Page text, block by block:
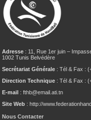
Adresse : 11, Rue 1er juin –
1002 Tunis Belvédère
Secrétariat Générale : Tél & Fax :
Direction Technique : Tél & Fax :
E-mail : fthb@email.ati.tn
Site Web : http://
Nous Contacter